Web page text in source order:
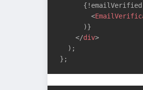
<
      )}
</div>
  );
};